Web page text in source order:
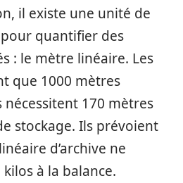
il existe une unité de
quantifier des
: le mètre linéaire. Les
que 1000 mètres
nécessitent 170 mètres
stockage. Ils prévoient
d’archive ne
à la balance.